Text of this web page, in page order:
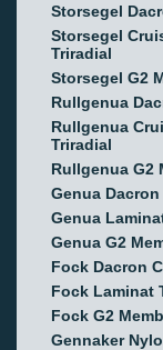
Storsegel
Storsegel
Triradial
Storsegel G2
Rullgenua
Rullgenua
Triradial
Rullgenua G2
Genua
Genua
Genua G2
Fock Dacron
Fock Laminat
Fock G2
Gennaker